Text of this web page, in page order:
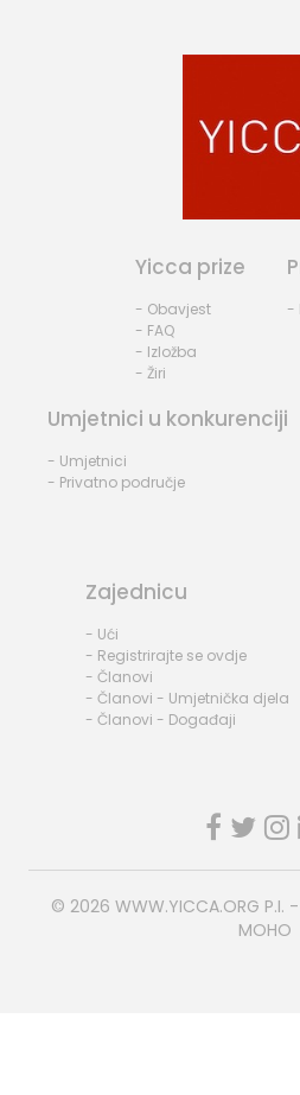
Yicca prize
- Obavjest
- FAQ
- Izložba
- Žiri
-
Umjetnici u konkurenciji
- Umjetnici
- Privatno područje
Zajednicu
- Ući
- Registrirajte se ovdje
- Članovi
- Članovi - Umjetnička djela
- Članovi - Događaji
© 2026 WWW.YICCA.ORG P.I.
MOHO